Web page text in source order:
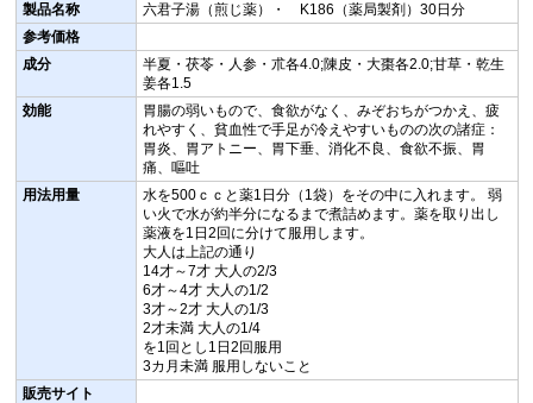
製品名称
六君子湯（煎じ薬）・ K186（薬局製剤）30日分
参考価格
成分
半夏・茯苓・人参・朮各4.0;陳皮・大棗各2.0;甘草・乾生
姜各1.5
効能
胃腸の弱いもので、食欲がなく、みぞおちがつかえ、疲
れやすく、貧血性で手足が冷えやすいものの次の諸症：
胃炎、胃アトニー、胃下垂、消化不良、食欲不振、胃
痛、嘔吐
用法用量
水を500ｃｃと薬1日分（1袋）をその中に入れます。 弱
い火で水が約半分になるまで煮詰めます。薬を取り出し
薬液を1日2回に分けて服用します。
大人は上記の通り
14才～7才 大人の2/3
6才～4才 大人の1/2
3才～2才 大人の1/3
2才未満 大人の1/4
を1回とし1日2回服用
3カ月未満 服用しないこと
販売サイト